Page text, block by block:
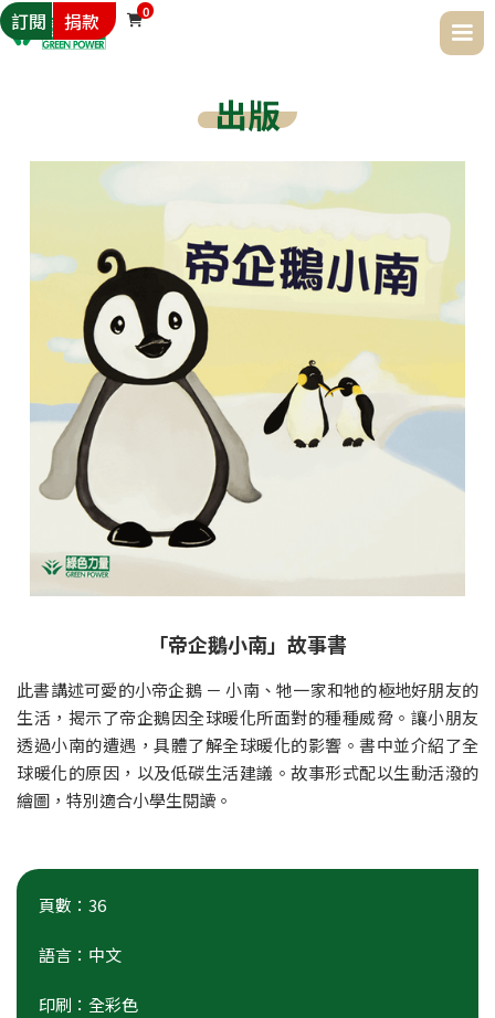
訂閱 捐款 
0
出版
「帝企鵝小南」故事書
此書講述可愛的小帝企鵝 － 小南、牠一家和牠的極地好朋友的
生活，揭示了帝企鵝因全球暖化所面對的種種威脅。讓小朋友
透過小南的遭遇，具體了解全球暖化的影響。書中並介紹了全
球暖化的原因，以及低碳生活建議。故事形式配以生動活潑的
繪圖，特別適合小學生閱讀。
頁數：36
語言：中文
印刷：全彩色